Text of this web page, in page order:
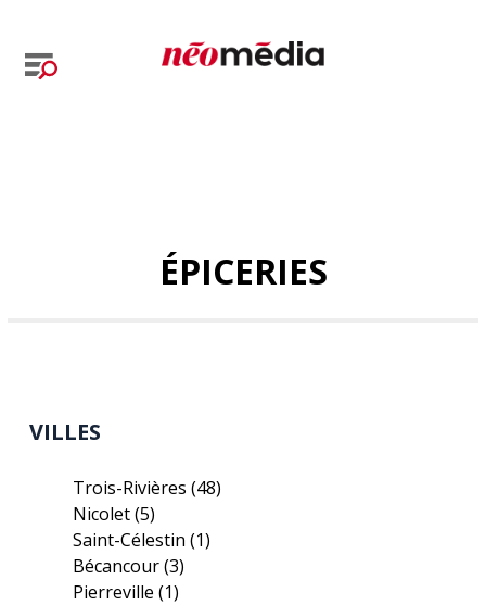
ÉPICERIES
VILLES
Trois-Rivières(48)
Nicolet(5)
Saint-Célestin(1)
Bécancour(3)
Pierreville(1)